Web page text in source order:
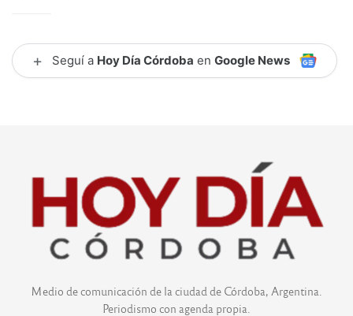
+ Seguí a Hoy Día Córdoba en Google News
Medio de comunicación de la ciudad de Córdoba, Argentina.
Periodismo con agenda propia.